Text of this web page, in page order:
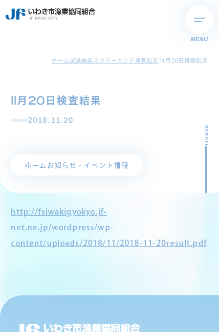
MENU
ホーム試験操業スクリーニング検査結果11月20日検査結果
11月20日検査結果
2018.11.20
ホーム お知らせ・イベント情報
SCROLL
http://fsiwakigyokyo.jf-
net.ne.jp/wordpress/wp-
content/uploads/2018/11/2018-11-20result.pdf